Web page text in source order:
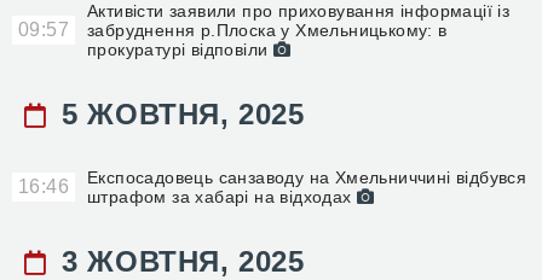
09:57
Активісти заявили про приховування інформації із
забруднення р.Плоска у Хмельницькому: в
прокуратурі відповіли
5 ЖОВТНЯ, 2025
16:46
Експосадовець санзаводу на Хмельниччині відбувся
штрафом за хабарі на відходах
3 ЖОВТНЯ, 2025